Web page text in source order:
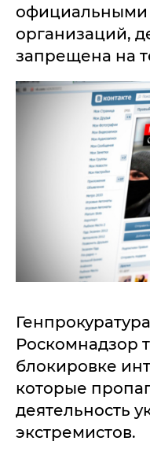
официальными
организаций,
запрещена на
Роскомнадзор
блокировке
которые
деятельность
экстремистов.